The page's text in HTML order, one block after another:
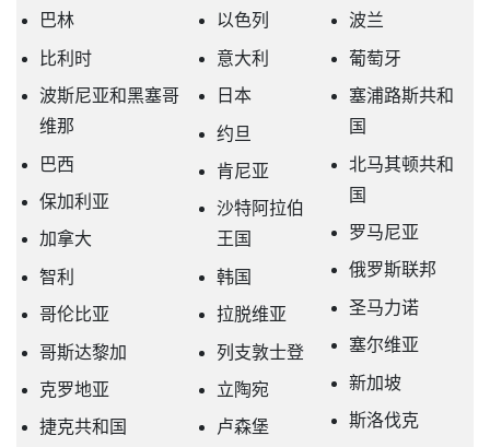
巴林
比利时
波斯尼亚和黑塞哥
维那
巴西
保加利亚
加拿大
智利
哥伦比亚
哥斯达黎加
克罗地亚
捷克共和国
以色列
意大利
日本
约旦
肯尼亚
沙特阿拉伯
王国
韩国
拉脱维亚
列支敦士登
立陶宛
卢森堡
波兰
葡萄牙
塞浦路斯共和
国
北马其顿共和
国
罗马尼亚
俄罗斯联邦
圣马力诺
塞尔维亚
新加坡
斯洛伐克